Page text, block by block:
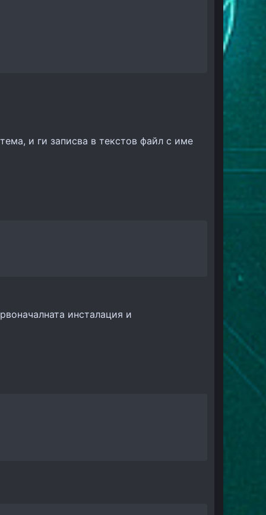
и ги записва в текстов файл с име
инсталация и